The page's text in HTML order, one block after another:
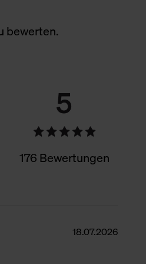
bewerten.
5
176 Bewertungen
18.07.2026